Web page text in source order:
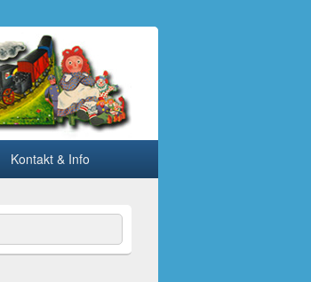
Kontakt & Info